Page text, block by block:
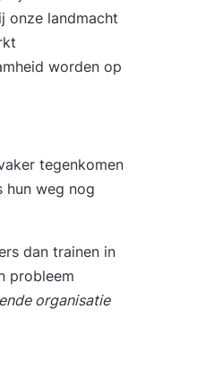
onze landmacht
worden op
tegenkomen
hun weg nog
dan trainen in
probleem
organisatie